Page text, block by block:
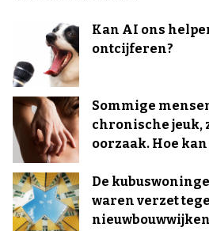
Kan AI ons
ontcijferen?
Sommige
chronische jeuk,
oorzaak. Hoe kan
De
waren verzet
nieuwbouwwijken